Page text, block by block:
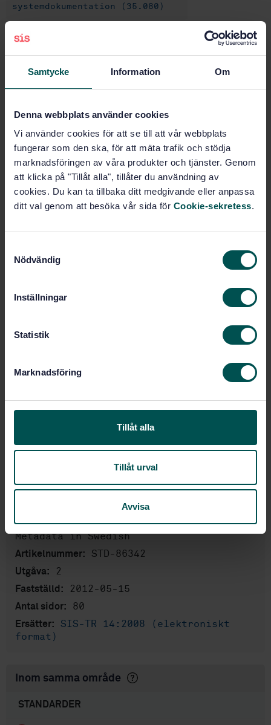
Samtycke Information Om
Denna webbplats använder cookies
Vi använder cookies för att se till att vår webbplats
fungerar som den ska, för att mäta trafik och stödja
marknadsföringen av våra produkter och tjänster. Genom
att klicka på "Tillåt alla", tillåter du användning av
cookies. Du kan ta tillbaka ditt medgivande eller anpassa
ditt val genom att besöka vår sida för Cookie-sekretess.
Nödvändig
Inställningar
Statistik
Marknadsföring
Tillåt alla
Tillåt urval
Avvisa
systemdokumentation (35.080)
IT-tillämpningar Allmänt
(35.240.01)
IT- tillämpningar inom
IT-tillämpningar inom transport
(35.240.60)
IT- tillämpningar inom
vetenskap (35.240.70)
Prenumerera på standarden - Läs mer
1 865 SEK
Lägg i varukorgen
Produktinformation
Språk: Svenska
Geodata, SIS/TK 323
Internationell titel:Geographic information -
Metadata in Swedish
Artikelnummer: STD-86342
Utgåva: 2
Fastställd: 2012-05-15
Antal sidor: 80
Ersätter:
SIS-TR 14:2008 (elektroniskt
format)
Inom samma område
STANDARDER